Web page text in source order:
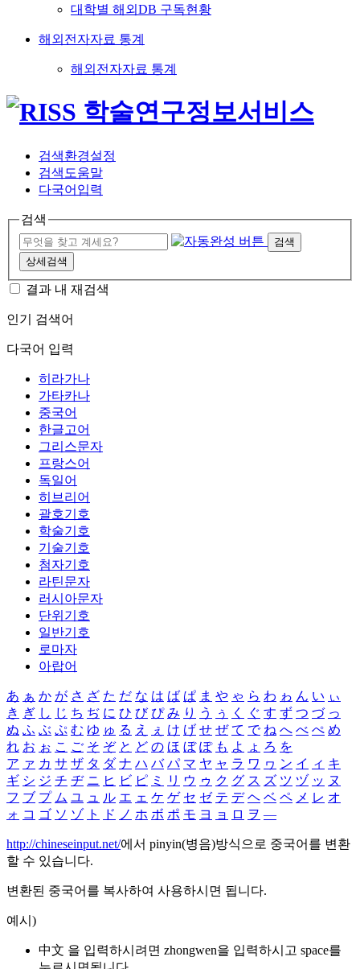
대학별 해외DB 구독현황
해외전자자료 통계
해외전자자료 통계
검색환경설정
검색도움말
다국어입력
검색
검색
상세검색
결과 내 재검색
인기 검색어
다국어 입력
히라가나
가타카나
중국어
한글고어
그리스문자
프랑스어
독일어
히브리어
괄호기호
학술기호
기술기호
첨자기호
라틴문자
러시아문자
단위기호
일반기호
로마자
아랍어
あ ぁ か が さ ざ た だ な は ば ぱ ま や ゃ ら わ ゎ ん い ぃ
き ぎ し じ ち ぢ に ひ び ぴ み り う ぅ く ぐ す ず つ づ っ
ぬ ふ ぶ ぷ む ゆ ゅ る え ぇ け げ せ ぜ て で ね へ べ ぺ め
れ お ぉ こ ご そ ぞ と ど の ほ ぼ ぽ も よ ょ ろ を
ア ァ カ サ ザ タ ダ ナ ハ バ パ マ ヤ ャ ラ ワ ヮ ン イ ィ キ
ギ シ ジ チ ヂ ニ ヒ ビ ピ ミ リ ウ ゥ ク グ ス ズ ツ ヅ ッ ヌ
フ ブ プ ム ユ ュ ル エ ェ ケ ゲ セ ゼ テ デ ヘ ベ ペ メ レ オ
ォ コ ゴ ソ ゾ ト ド ノ ホ ボ ポ モ ヨ ョ ロ ヲ ―
http://chineseinput.net/에서 pinyin(병음)방식으로 중국어를 변환
할 수 있습니다.
변환된 중국어를 복사하여 사용하시면 됩니다.
예시)
中文 을 입력하시려면 zhongwen을 입력하시고 space를